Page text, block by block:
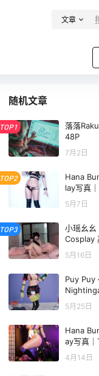
文章
随机文章
TOP1
落落
48P
7月2日
TOP2
Hana
lay写真
te 高清
5月7日
TOP3
小瑶幺
Cosplay
2V｜
5月16日
Puy Puy
频（
5月25日
Hana
ay写真
集[21P-
4月14日